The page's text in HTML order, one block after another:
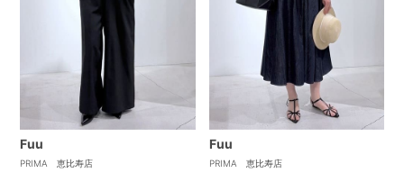
Fuu
PRIMA 恵比寿店
Fuu
PRIMA 恵比寿店